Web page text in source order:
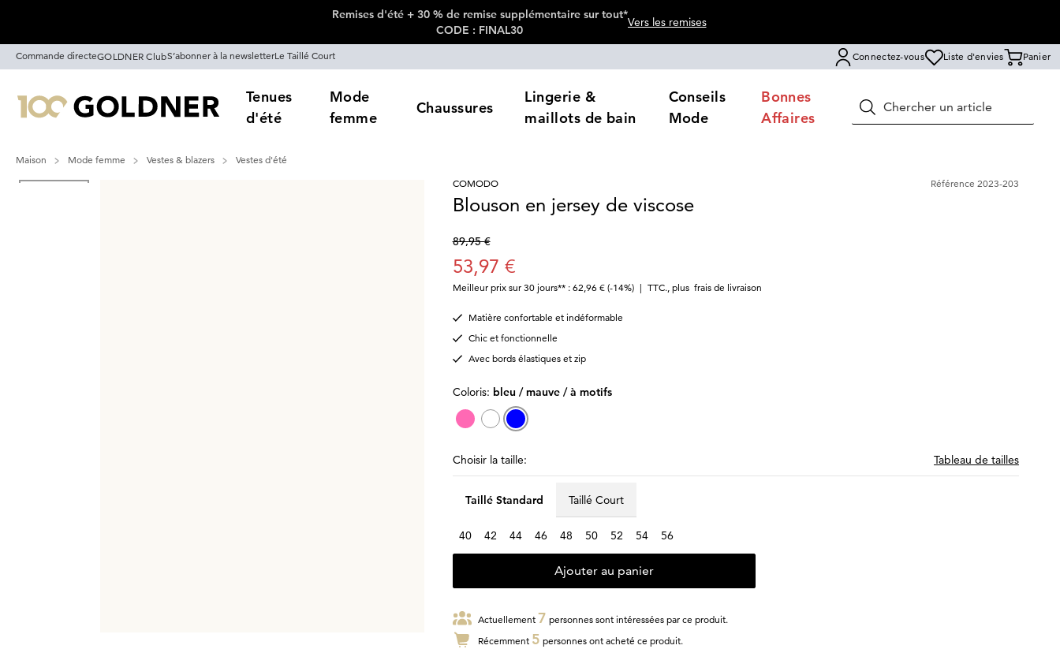
Remises d'été + 30 % de remise supplémentaire sur tout*
CODE : FINAL30
Vers les remises
Commande directeGOLDNER ClubS’abonner à la newsletterLe Taillé Court Connectez-vous Liste d'envies Panier
Tenues
d'été
Mode
femme
Chaussures
Lingerie &
maillots de bain
Conseils
Mode
Bonnes
Affaires
Rechercher
Maison Mode femme Vestes & blazers
Vestes d'été
COMODO
Référence 2023-203
Blouson en jersey de viscose
89,95 €
53,97 €
Meilleur prix sur 30 jours** : 62,96 € (-14%) | TTC., plus frais de livraison
Matière confortable et indéformable
Chic et fonctionnelle
Avec bords élastiques et zip
Coloris: bleu / mauve / à motifs
Choisir la taille: Tableau de tailles
Taillé Standard Taillé Court
40 42 44 46 48 50 52 54 56
Ajouter au panier
Actuellement 7 personnes sont intéressées par ce produit.
Récemment 5 personnes ont acheté ce produit.